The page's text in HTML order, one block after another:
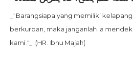
_"Barangsiapa yang memiliki
berkurban, maka janganlah ia
kami."_ (HR. Ibnu Majah)